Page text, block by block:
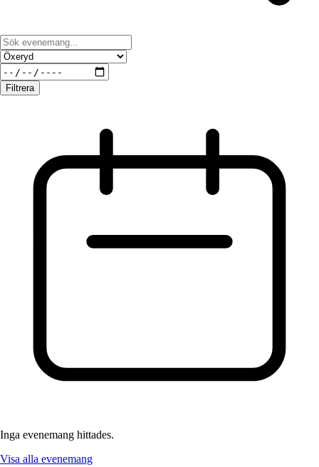
Filtrera
Inga evenemang hittades.
Visa alla evenemang